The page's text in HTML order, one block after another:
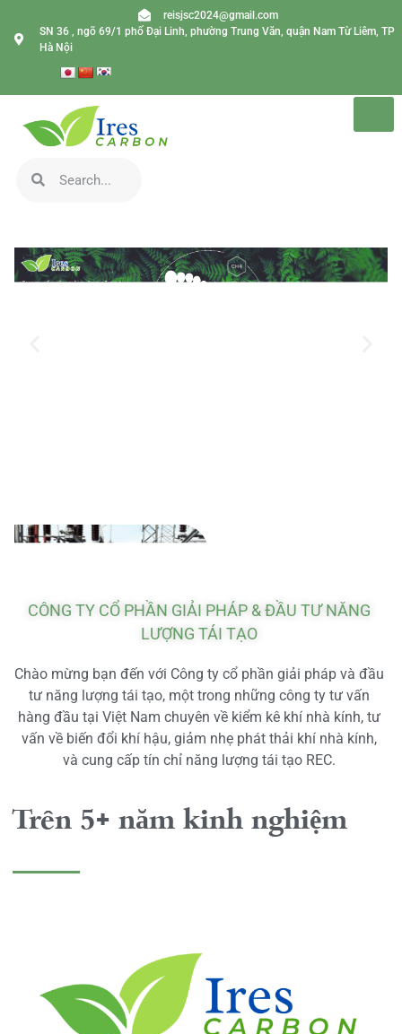
reisjsc2024@gmail.com
SN 36 , ngõ 69/1 phố Đại Linh, phường Trung Văn, quận Nam Từ Liêm, TP
Hà Nội
CÔNG TY CỔ PHẦN GIẢI PHÁP & ĐẦU TƯ NĂNG
LƯỢNG TÁI TẠO
Chào mừng bạn đến với Công ty cổ phần giải pháp và đầu
tư năng lượng tái tạo, một trong những công ty tư vấn
hàng đầu tại Việt Nam chuyên về kiểm kê khí nhà kính, tư
vấn về biến đổi khí hậu, giảm nhẹ phát thải khí nhà kính,
và cung cấp tín chỉ năng lượng tái tạo REC.
Trên 5+ năm kinh nghiệm